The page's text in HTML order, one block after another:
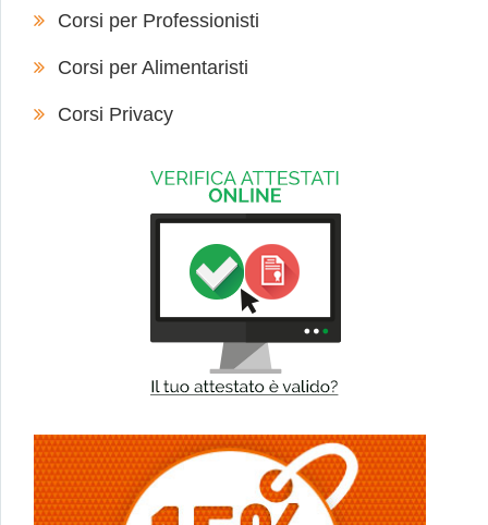
Corsi per Professionisti
Corsi per Alimentaristi
Corsi Privacy